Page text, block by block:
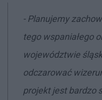
- Planujemy
tego wspaniałego
województwie
odczarować
projekt jest bardzo